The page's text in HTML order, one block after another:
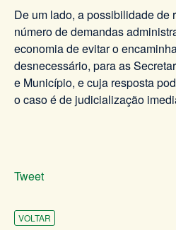
De um lado, a possibilidade de
número de demandas
economia de evitar o
desnecessário, para as
e Município, e cuja resposta
o caso é de judicialização
Tweet
VOLTAR